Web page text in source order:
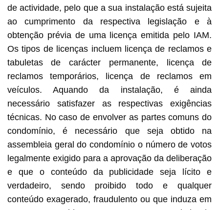
de actividade, pelo que a sua instalação está sujeita
ao cumprimento da respectiva legislação e à
obtenção prévia de uma licença emitida pelo IAM.
Os tipos de licenças incluem licença de reclamos e
tabuletas de carácter permanente, licença de
reclamos temporários, licença de reclamos em
veículos. Aquando da instalação, é ainda
necessário satisfazer as respectivas exigências
técnicas. No caso de envolver as partes comuns do
condomínio, é necessário que seja obtido na
assembleia geral do condomínio o número de votos
legalmente exigido para a aprovação da deliberação
e que o conteúdo da publicidade seja lícito e
verdadeiro, sendo proibido todo e qualquer
conteúdo exagerado, fraudulento ou que induza em